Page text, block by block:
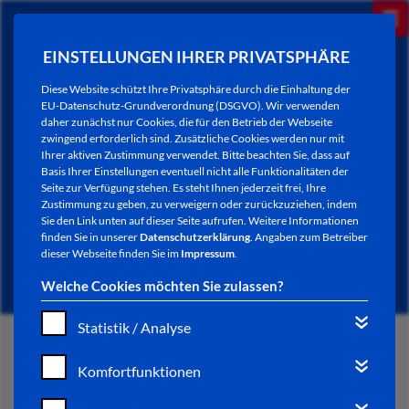
EINSTELLUNGEN IHRER PRIVATSPHÄRE
Diese Website schützt Ihre Privatsphäre durch die Einhaltung der
EU-Datenschutz-Grundverordnung (DSGVO). Wir verwenden
daher zunächst nur Cookies, die für den Betrieb der Webseite
zwingend erforderlich sind. Zusätzliche Cookies werden nur mit
Ihrer aktiven Zustimmung verwendet. Bitte beachten Sie, dass auf
Basis Ihrer Einstellungen eventuell nicht alle Funktionalitäten der
Seite zur Verfügung stehen. Es steht Ihnen jederzeit frei, Ihre
Zustimmung zu geben, zu verweigern oder zurückzuziehen, indem
Sie den Link unten auf dieser Seite aufrufen. Weitere Informationen
finden Sie in unsererDatenschutzerklärung. Angaben zum Betreiber
dieser Webseite finden Sie im Impressum.
Welche Cookies möchten Sie zulassen?
Statistik / Analyse
Komfortfunktionen
NEWSLETTER / CITY LETTER
START